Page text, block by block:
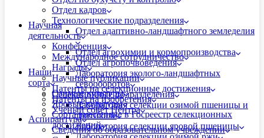
Отдел кадров
Технологические подразделения
Отдел адаптивно-ландшафтного земледелия
Отдел агрохимии и кормопроизводства
Отдел агропочвоведения
Лаборатория эколого-ландшафтных
севооборотов
Селекционные подразделения
Лаборатория селекции озимой пшеницы и
тритикале
Лаборатория селекции яровой пшеницы
Научная
деятельность
Конференция
Международное сотрудничество
Награды
Научные публикации
Патенты на селекционные достижения
Патенты на изобретения
Ученый совет Центра
Наши
сорта
Озимые культуры
Яровые культуры
Сорта внесённые в Госреестр селекционных
достижений
Аспирантура
Сведения об образовательном учреждении